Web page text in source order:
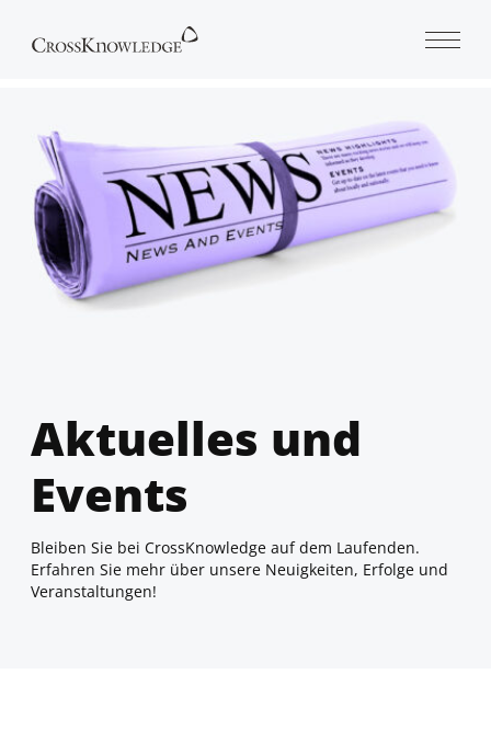
Aktuelles und
Events
Bleiben Sie bei CrossKnowledge auf dem Laufenden.
Erfahren Sie mehr über unsere Neuigkeiten, Erfolge und
Veranstaltungen!